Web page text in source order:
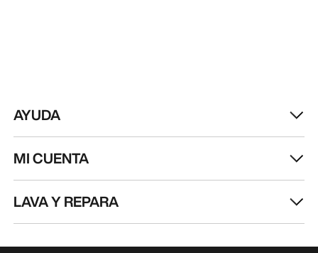
AYUDA
MI CUENTA
LAVA Y REPARA